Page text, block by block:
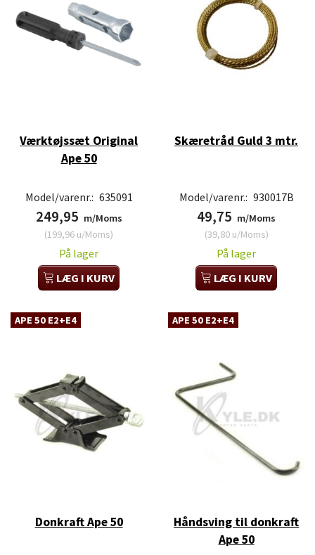
Værktøjssæt Original
Ape 50
Model/varenr.: 635091
249,95 m/Moms
(199,96 u/Moms)
På lager
LÆG I KURV
Skæretråd Guld 3 mtr.
Model/varenr.: 930017B
49,75 m/Moms
(39,80u/Moms)
På lager
LÆG I KURV
APE 50 E2+E4
Donkraft Ape 50
APE 50 E2+E4
Håndsving til donkraft
Ape 50